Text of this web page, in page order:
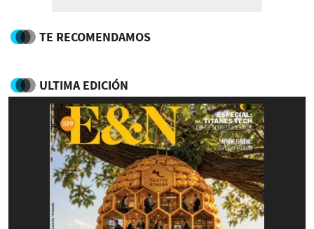
TE RECOMENDAMOS
ULTIMA EDICIÓN